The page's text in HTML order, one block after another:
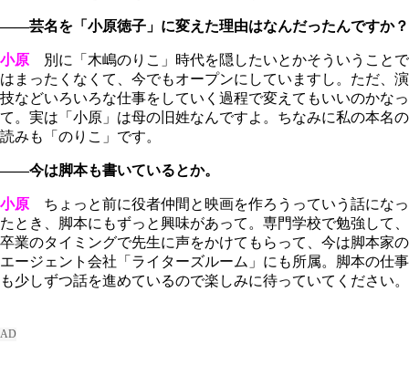
――芸名を「小原徳子」に変えた理由はなんだったんですか？
小原 別に「木嶋のりこ」時代を隠したいとかそういうことで
はまったくなくて、今でもオープンにしていますし。ただ、演
技などいろいろな仕事をしていく過程で変えてもいいのかなっ
て。実は「小原」は母の旧姓なんですよ。ちなみに私の本名の
読みも「のりこ」です。
――今は脚本も書いているとか。
小原 ちょっと前に役者仲間と映画を作ろうっていう話になっ
たとき、脚本にもずっと興味があって。専門学校で勉強して、
卒業のタイミングで先生に声をかけてもらって、今は脚本家の
エージェント会社「ライターズルーム」にも所属。脚本の仕事
も少しずつ話を進めているので楽しみに待っていてください。